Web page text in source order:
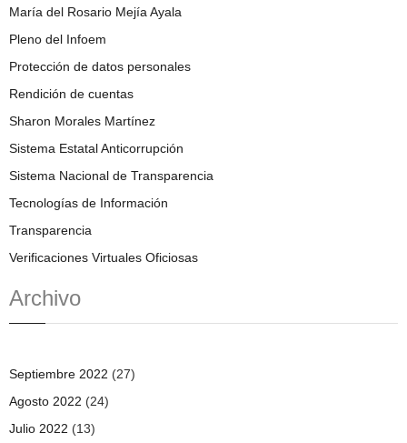
María del Rosario Mejía Ayala
Pleno del Infoem
Protección de datos personales
Rendición de cuentas
Sharon Morales Martínez
Sistema Estatal Anticorrupción
Sistema Nacional de Transparencia
Tecnologías de Información
Transparencia
Verificaciones Virtuales Oficiosas
Archivo
Septiembre 2022 (27)
Agosto 2022 (24)
Julio 2022 (13)